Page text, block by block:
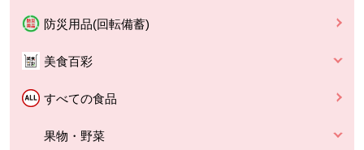
防災用品(回転備蓄)
美食百彩
すべての食品
果物・野菜